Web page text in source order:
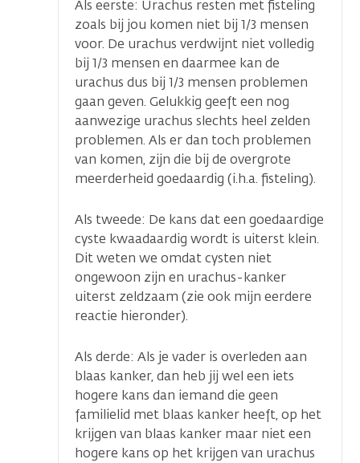
Als eerste: Urachus resten met fisteling
zoals bij jou komen niet bij 1/3 mensen
voor. De urachus verdwijnt niet volledig
bij 1/3 mensen en daarmee kan de
urachus dus bij 1/3 mensen problemen
gaan geven. Gelukkig geeft een nog
aanwezige urachus slechts heel zelden
problemen. Als er dan toch problemen
van komen, zijn die bij de overgrote
meerderheid goedaardig (i.h.a. fisteling).
Als tweede: De kans dat een goedaardige
cyste kwaadaardig wordt is uiterst klein.
Dit weten we omdat cysten niet
ongewoon zijn en urachus-kanker
uiterst zeldzaam (zie ook mijn eerdere
reactie hieronder).
Als derde: Als je vader is overleden aan
blaas kanker, dan heb jij wel een iets
hogere kans dan iemand die geen
familielid met blaas kanker heeft, op het
krijgen van blaas kanker maar niet een
hogere kans op het krijgen van urachus